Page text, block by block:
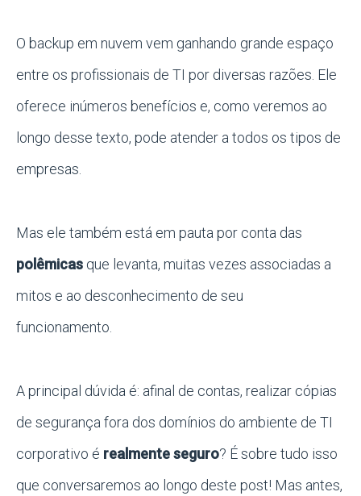
O backup em nuvem vem ganhando grande espaço
entre os profissionais de TI por diversas razões. Ele
oferece inúmeros benefícios e, como veremos ao
longo desse texto, pode atender a todos os tipos de
empresas.
Mas ele também está em pauta por conta das
polêmicas que levanta, muitas vezes associadas a
mitos e ao desconhecimento de seu
funcionamento.
A principal dúvida é: afinal de contas, realizar cópias
de segurança fora dos domínios do ambiente de TI
corporativo é realmente seguro? É sobre tudo isso
que conversaremos ao longo deste post! Mas antes,